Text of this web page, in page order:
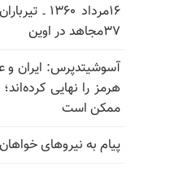
۱۶مرداد
۳۷مجاهد در اوین
آسوشیتدپرس: ایران
هرمز را نهایی
ممکن است
پیام به نیروهای خواهان ارتباط -